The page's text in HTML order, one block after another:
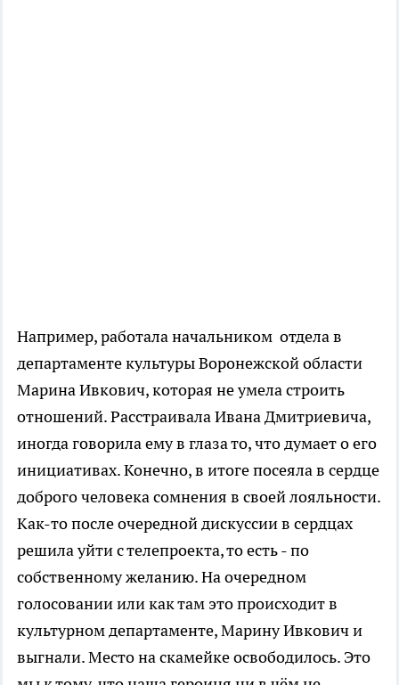
Например, работала начальником отдела в
департаменте культуры Воронежской области
Марина Ивкович, которая не умела строить
отношений. Расстраивала Ивана Дмитриевича,
иногда говорила ему в глаза то, что думает о его
инициативах. Конечно, в итоге посеяла в сердце
доброго человека сомнения в своей лояльности.
Как-то после очередной дискуссии в сердцах
решила уйти с телепроекта, то есть - по
собственному желанию. На очередном
голосовании или как там это происходит в
культурном департаменте, Марину Ивкович и
выгнали. Место на скамейке освободилось. Это